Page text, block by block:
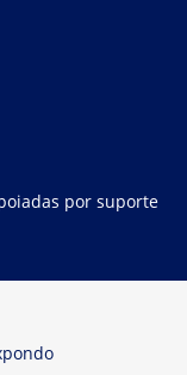
por suporte